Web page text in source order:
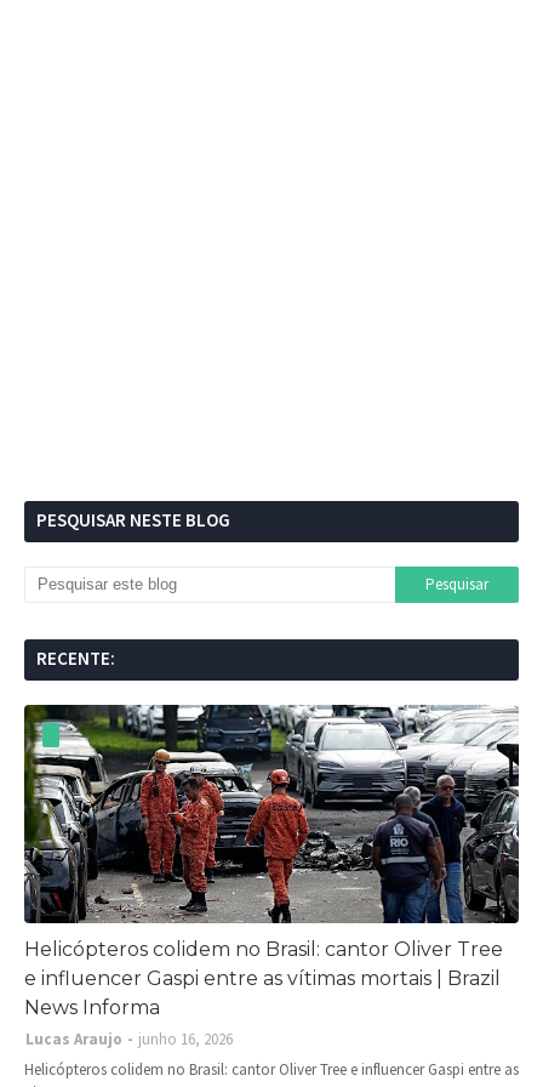
PESQUISAR NESTE BLOG
RECENTE:
Helicópteros colidem no Brasil: cantor Oliver Tree
e influencer Gaspi entre as vítimas mortais | Brazil
News Informa
Lucas Araujo
junho 16, 2026
Helicópteros colidem no Brasil: cantor Oliver Tree e influencer Gaspi entre as